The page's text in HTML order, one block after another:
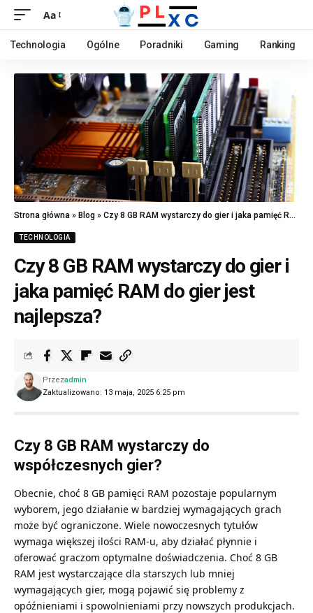
Aa
Technologia Ogólne Poradniki Gaming Ranking
Strona główna » Blog » Czy 8 GB RAM wystarczy do gier i jaka pamięć RAM do gier jest najlepsza?
TECHNOLOGIA
Czy 8 GB RAM wystarczy do gier i
jaka pamięć RAM do gier jest
najlepsza?
Zaktualizowano: 13 maja, 2025 6:25 pm
Przezadmin
Czy 8 GB RAM wystarczy do
współczesnych gier?
Obecnie, choć 8 GB pamięci RAM pozostaje popularnym
wyborem, jego działanie w bardziej wymagających grach
może być ograniczone. Wiele nowoczesnych tytułów
wymaga większej ilości RAM-u, aby działać płynnie i
oferować graczom optymalne doświadczenia. Choć 8 GB
RAM jest wystarczające dla starszych lub mniej
wymagających gier, mogą pojawić się problemy z
opóźnieniami i spowolnieniami przy nowszych produkcjach.